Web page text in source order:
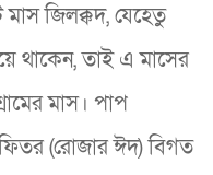
জিলক্কদ, যেহেতু
থাকেন, তাই এ মাসের
মাস। পাপ
(রোজার ঈদ) বিগত